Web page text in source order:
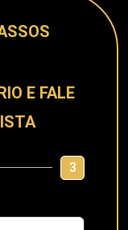
E FALE
3